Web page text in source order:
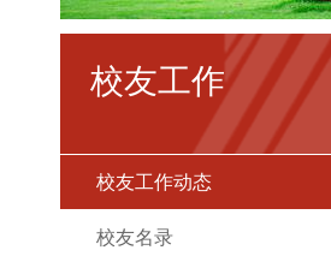
校友工作
校友工作动态
校友名录